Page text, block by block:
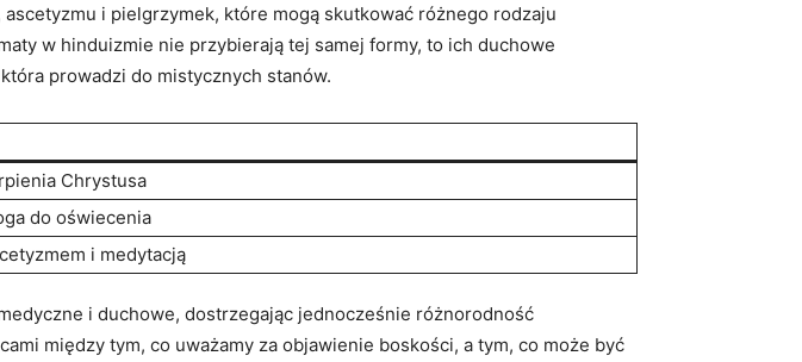
i pielgrzymek, które mogą skutkować różnego ‍rodzaju
w hinduizmie nie przybierają tej samej formy, to ich duchowe
prowadzi do⁣ mistycznych stanów.
Chrystusa
do oświecenia
i medytacją
i duchowe, dostrzegając jednocześnie różnorodność
między tym, co uważamy⁤ za objawienie boskości, a tym, co może być